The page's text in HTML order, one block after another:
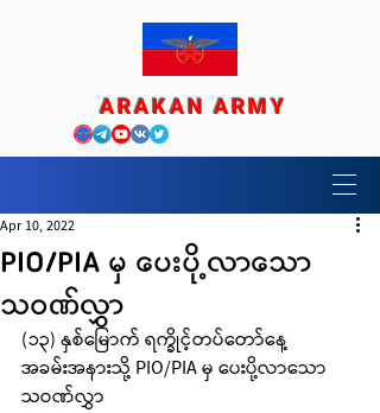
ARAKAN ARMY
PIO/PIA မှ ပေးပို့လာသော
သဝဏ်လွှာ
Apr 10, 2022
(၁၃) နှစ်မြောက် ရက္ခိုင့်တပ်တော်နေ့
အခမ်းအနားသို့ PIO/PIA မှ ပေးပို့လာသော
သဝဏ်လွှာ